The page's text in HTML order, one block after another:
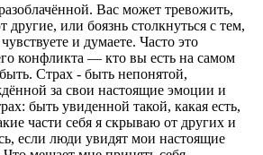
Вас может тревожить,
или боязнь столкнуться с тем,
и думаете. Часто это
конфликта — кто вы есть на самом
Страх - быть непонятой,
за свои настоящие эмоции и
быть увиденной такой, какая есть,
части себя я скрываю от других и
если люди увидят мои настоящие